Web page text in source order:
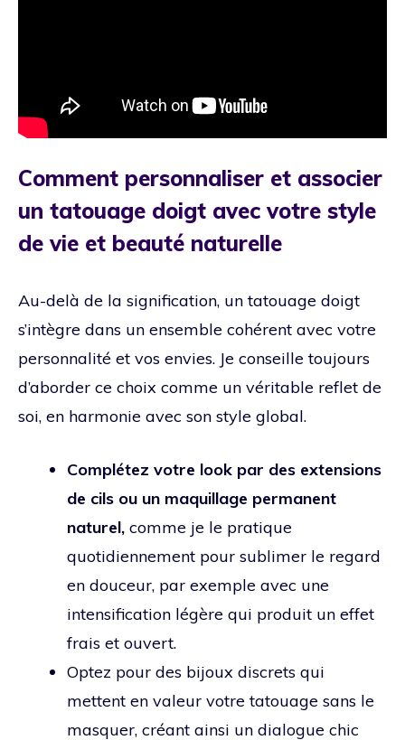
Comment personnaliser et associer
un tatouage doigt avec votre style
de vie et beauté naturelle
Au-delà de la signification, un tatouage doigt
s’intègre dans un ensemble cohérent avec votre
personnalité et vos envies. Je conseille toujours
d’aborder ce choix comme un véritable reflet de
soi, en harmonie avec son style global.
Complétez votre look par des extensions
de cils ou un maquillage permanent
naturel, comme je le pratique
quotidiennement pour sublimer le regard
en douceur, par exemple avec une
intensification légère qui produit un effet
frais et ouvert.
Optez pour des bijoux discrets qui
mettent en valeur votre tatouage sans le
masquer, créant ainsi un dialogue chic